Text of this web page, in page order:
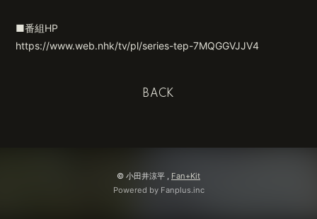
■番組HP
https://www.web.nhk/tv/pl/series-tep-7MQGGVJJV4
BACK
© 小田井涼平 , Fan+Kit
Powered by Fanplus.inc